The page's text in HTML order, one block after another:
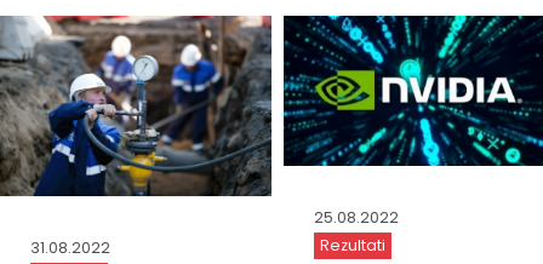
31.08.2022
25.08.2022
Rezultati